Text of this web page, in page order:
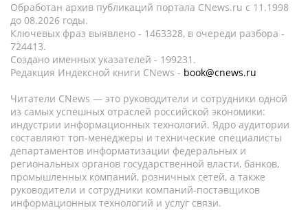
Обработан архив публикаций портала CNews.ru c 11.1998
до 08.2026 годы.
Ключевых фраз выявлено - 1463328, в очереди разбора -
724413.
Создано именных указателей - 199231.
Редакция Индексной книги CNews - book@cnews.ru
Читатели CNews — это руководители и сотрудники одной
из самых успешных отраслей российской экономики:
индустрии информационных технологий. Ядро аудитории
составляют топ-менеджеры и технические специалисты
департаментов информатизации федеральных и
региональных органов государственной власти, банков,
промышленных компаний, розничных сетей, а также
руководители и сотрудники компаний-поставщиков
информационных технологий и услуг связи.